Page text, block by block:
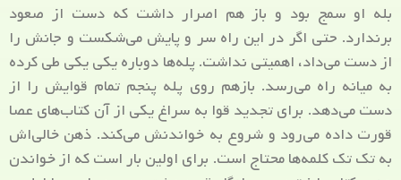
بله او سمج بود و باز هم اصرار داشت که دست از صعود
برندارد. حتی اگر در این راه سر و پایش می‌شکست و جانش را
از دست می‌داد، اهمیتی نداشت. پله‌ها دوباره یکی یکی طی کرده
به میانه راه می‌رسد. بازهم روی پله پنجم تمام قوایش را از
دست می‌دهد. برای تجدید قوا به سراغ یکی از آن کتاب‌های عصا
قورت داده می‌رود و شروع به خواندنش می‌کند. ذهن خالی‌اش
به تک تک کلمه‌ها محتاج است. برای اولین بار است که از خواندن